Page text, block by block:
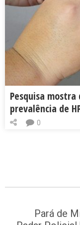
Pesquisa
prevalência de
0
Pará de